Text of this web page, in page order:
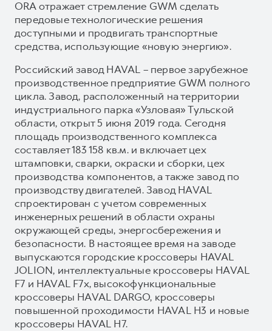
ORA отражает стремление GWM сделать
передовые технологические решения
доступными и продвигать транспортные
средства, использующие «новую энергию».
Российский завод HAVAL – первое зарубежное
производственное предприятие GWM полного
цикла. Завод, расположенный на территории
индустриального парка «Узловая» Тульской
области, открыт 5 июня 2019 года. Сегодня
площадь производственного комплекса
составляет 183 158 кв.м. и включает цех
штамповки, сварки, окраски и сборки, цех
производства компонентов, а также завод по
производству двигателей. Завод HAVAL
спроектирован с учетом современных
инженерных решений в области охраны
окружающей среды, энергосбережения и
безопасности. В настоящее время на заводе
выпускаются городские кроссоверы HAVAL
JOLION, интеллектуальные кроссоверы HAVAL
F7 и HAVAL F7x, высокофункциональные
кроссоверы HAVAL DARGO, кроссоверы
повышенной проходимости HAVAL H3 и новые
кроссоверы HAVAL H7.